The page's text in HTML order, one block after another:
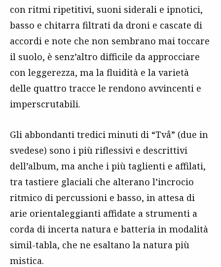
con ritmi ripetitivi, suoni siderali e ipnotici,
basso e chitarra filtrati da droni e cascate di
accordi e note che non sembrano mai toccare
il suolo, è senz’altro difficile da approcciare
con leggerezza, ma la fluidità e la varietà
delle quattro tracce le rendono avvincenti e
imperscrutabili.
Gli abbondanti tredici minuti di “Två” (due in
svedese) sono i più riflessivi e descrittivi
dell’album, ma anche i più taglienti e affilati,
tra tastiere glaciali che alterano l’incrocio
ritmico di percussioni e basso, in attesa di
arie orientaleggianti affidate a strumenti a
corda di incerta natura e batteria in modalità
simil-tabla, che ne esaltano la natura più
mistica.